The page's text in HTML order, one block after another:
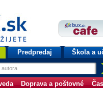
Predpredaj Škola a
Doprava a poštovné